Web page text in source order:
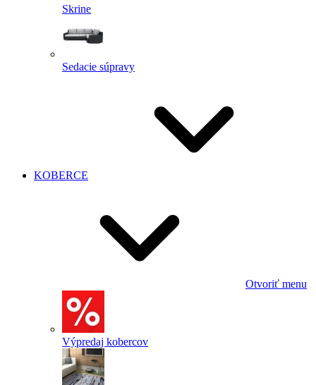
Skrine
Sedacie súpravy
KOBERCE
Otvoriť menu
Výpredaj kobercov